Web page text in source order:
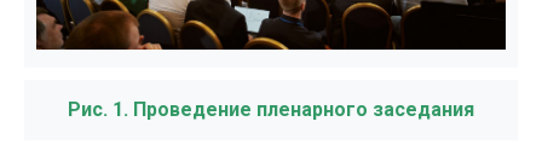
Рис. 1. Проведение пленарного заседания